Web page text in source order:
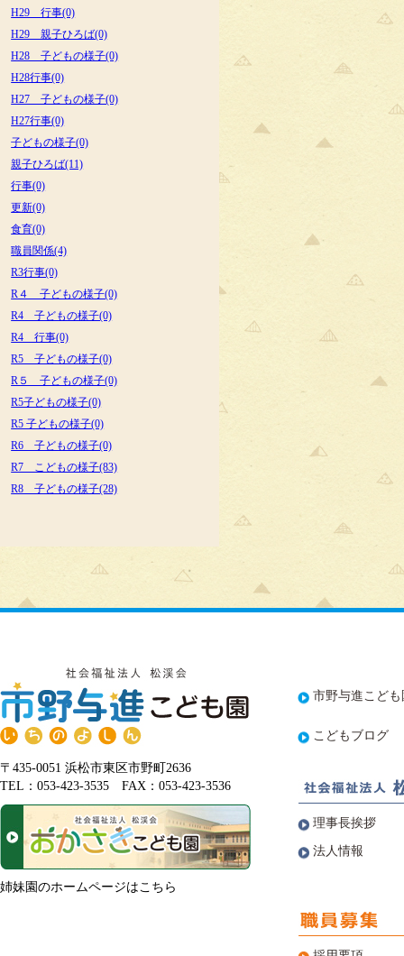
H29 行事(0)
H29 親子ひろば(0)
H28 子どもの様子(0)
H28行事(0)
H27 子どもの様子(0)
H27行事(0)
子どもの様子(0)
親子ひろば(11)
行事(0)
更新(0)
食育(0)
職員関係(4)
R3行事(0)
R４ 子どもの様子(0)
R4 子どもの様子(0)
R4 行事(0)
R5 子どもの様子(0)
R５ 子どもの様子(0)
R5子どもの様子(0)
R5 子どもの様子(0)
R6 子どもの様子(0)
R7 こどもの様子(83)
R8 子どもの様子(28)
〒435-0051 浜松市東区市野町2636
TEL：053-423-3535 FAX：053-423-3536
姉妹園のホームページはこちら
市野与進こど
こどもブログ
理事長挨拶
法人情報